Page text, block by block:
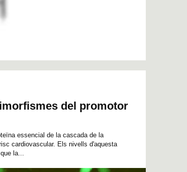
del promotor
essencial de la cascada de la
cardiovascular. Els nivells d'aquesta
la...